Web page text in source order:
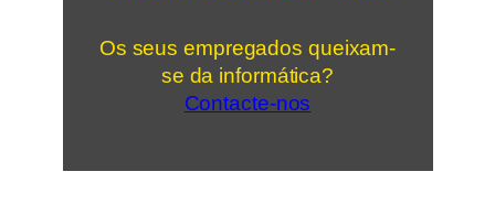
Os seus empregados queixam-
se da informática?
Contacte-nos